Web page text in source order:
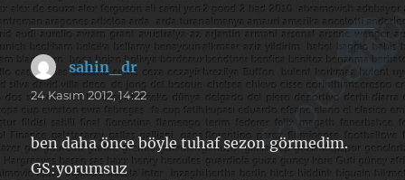
sahin_dr dedi
ki:
24 Kasım 2012, 14:22
ben daha önce böyle tuhaf sezon görmedim.
GS:yorumsuz